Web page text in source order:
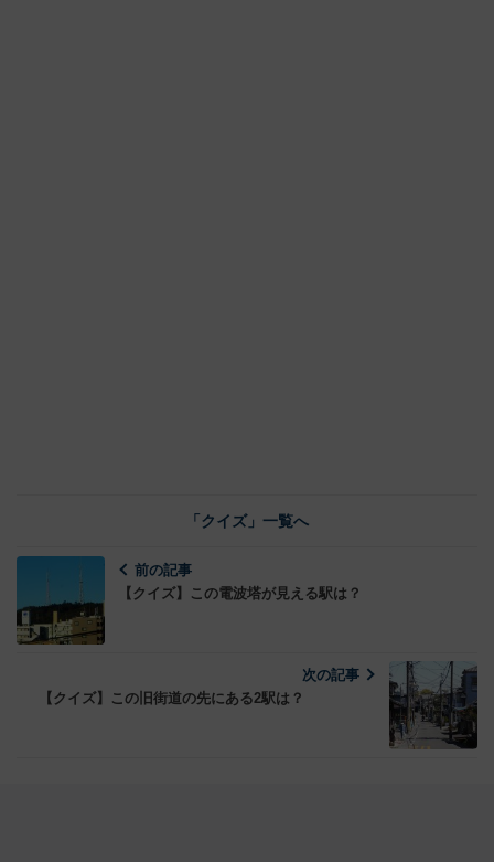
「クイズ」一覧へ
前の記事
【クイズ】この電波塔が見える駅は？
次の記事
【クイズ】この旧街道の先にある2駅は？